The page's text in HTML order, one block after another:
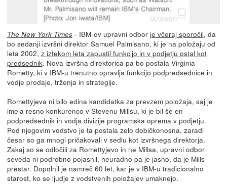
The New York Times- IBM-ov upravni odbor je včeraj sporočil, da
bo sedanji izvršni direktor Samuel Palmisano, ki je na položaju od
leta 2002, z iztekom leta zapustil funkcijo in v podjetju ostal kot
predsednik. Nova izvršna direktorica pa bo postala Virginia
Rometty, ki v IBM-u trenutno opravlja funkcijo podpredsednice in
vodje prodaje, trženja in strategije.
Romettyjeva ni bilo edina kandidatka za prevzem položaja, saj je
imela resno konkurenco v Stevenu Millsu, ki je bil še en
podpredsednik in vodja divizije programska oprema v podjetju.
Pod njegovim vodstvo je ta postala zelo dobičkonosna, zaradi
česar so ga mnogi pričakovali v sedlu kot izvršnega direktorja.
Zakaj so se odločili za Romettyjevo in ne Millsa, upravni odbor
seveda ni podrobno pojasnil, neuradno pa je jasno, da je Mills
prestar. Dopolnil je namreč 60 let, kar je v IBM-u tradicionalno
starost, ko se ljudje z vodstvenih položajev umaknejo.